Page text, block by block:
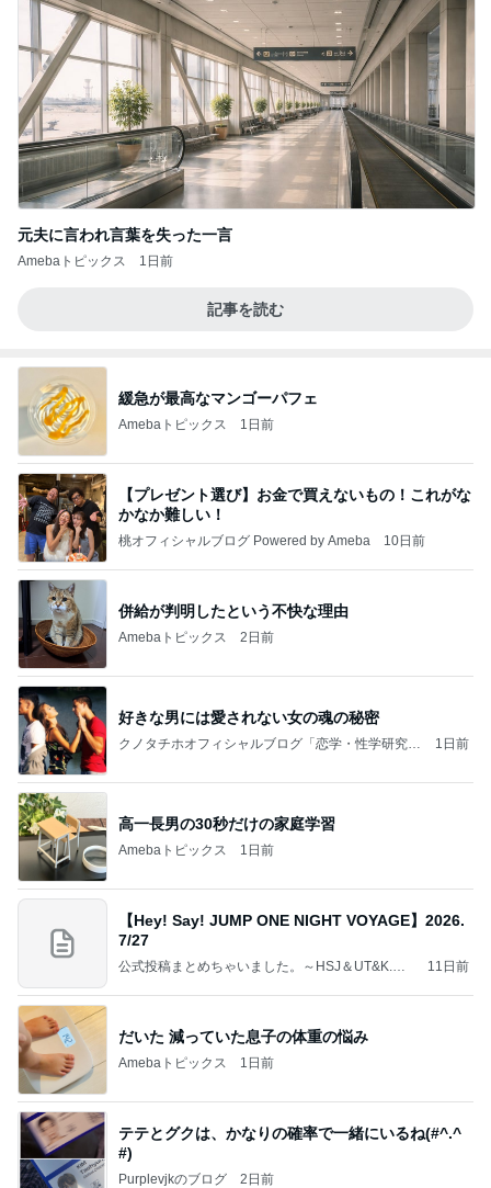
元夫に言われ言葉を失った一言
Amebaトピックス 1日前
記事を読む
緩急が最高なマンゴーパフェ
Amebaトピックス 1日前
【プレゼント選び】お金で買えないもの！これがな
かなか難しい！
桃オフィシャルブログ Powered by Ameba 10日前
併給が判明したという不快な理由
Amebaトピックス 2日前
好きな男には愛されない女の魂の秘密
クノタチホオフィシャルブログ「恋学・性学研究
1日前
高一長男の30秒だけの家庭学習
Amebaトピックス 1日前
【Hey! Say! JUMP ONE NIGHT VOYAGE】2026.
7/27
公式投稿まとめちゃいました。～HSJ＆UT&K.O.
11日前
だいた 減っていた息子の体重の悩み
Amebaトピックス 1日前
テテとグクは、かなりの確率で一緒にいるね(#^.^
#)
Purplevjkのブログ 2日前